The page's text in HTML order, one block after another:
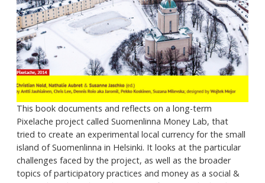
This book documents and reflects on a long-term
Pixelache project called Suomenlinna Money Lab, that
tried to create an experimental local currency for the small
island of Suomenlinna in Helsinki. It looks at the particular
challenges faced by the project, as well as the broader
topics of participatory practices and money as a social &